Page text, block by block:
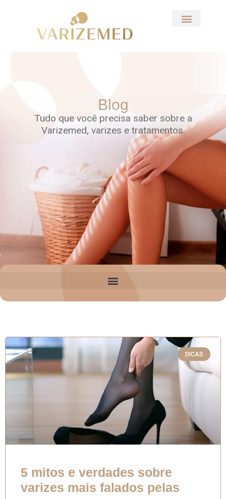
Blog
Tudo que você precisa saber sobre a
Varizemed, varizes e tratamentos.
DICAS
5 mitos e verdades sobre
varizes mais falados pelas